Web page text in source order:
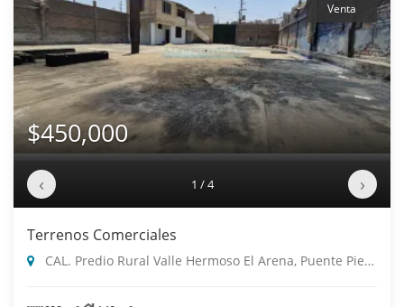
Venta
$450,000
‹ 1 / 4 ›
Terrenos Comerciales
CAL. Predio Rural Valle Hermoso El Arena, Puente Piedra